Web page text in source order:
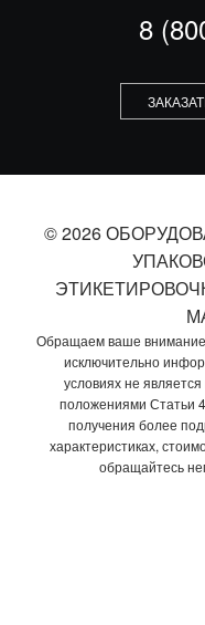
8
© 2026
Обращаем ваше внимание
исключительно
условиях не
положениями Статьи
получения более
характеристиках,
обращайтесь